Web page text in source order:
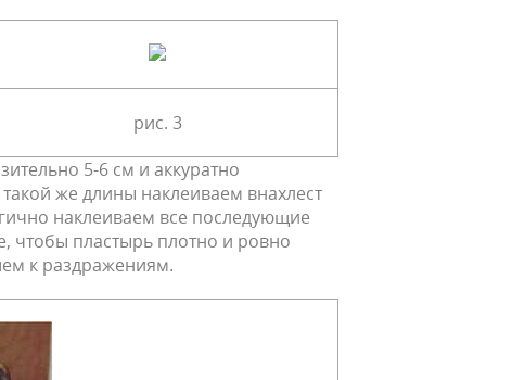
рис. 3
5-6 см и аккуратно
же длины наклеиваем внахлест
наклеиваем все последующие
чтобы пластырь плотно и ровно
к раздражениям.